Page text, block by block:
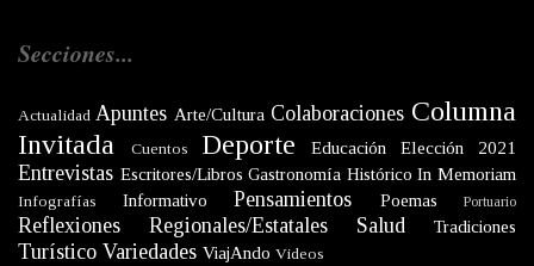
Secciones...
Actualidad Apuntes Arte/Cultura Colaboraciones Columna
Invitada
Cuentos Deporte Educación Elección 2021
Entrevistas Escritores/Libros Gastronomía Histórico In Memoriam
Infografías Informativo Pensamientos Poemas Portuario
Reflexiones Regionales/Estatales Salud Tradiciones
Turístico Variedades ViajAndo Videos